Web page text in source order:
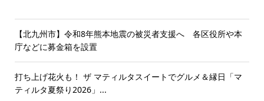
【北九州市】令和8年熊本地震の被災者支援へ 各区役所や本
庁などに募金箱を設置
打ち上げ花火も！ ザ マティルタスイートでグルメ＆縁日「マ
ティルタ夏祭り2026」...